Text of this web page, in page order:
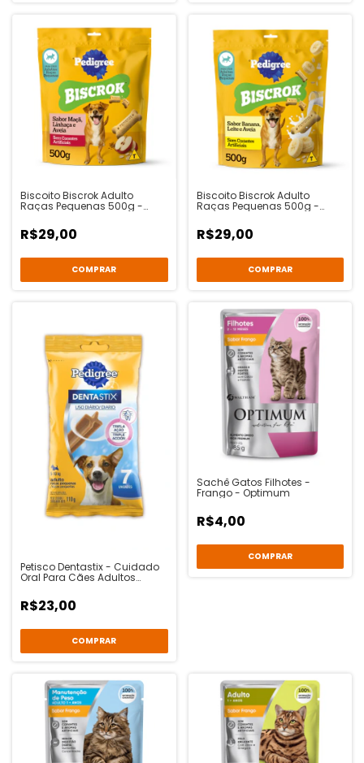
Biscoito Biscrok Adulto
Raças Pequenas 500g -
Pedigree
R$29,00
Biscoito Biscrok Adulto
Raças Pequenas 500g -
Pedigree
R$29,00
Petisco Dentastix - Cuidado
Oral Para Cães Adultos
Unidades - Pedigree
R$23,00
Sachê Gatos Filhotes -
Frango - Optimum
R$4,00